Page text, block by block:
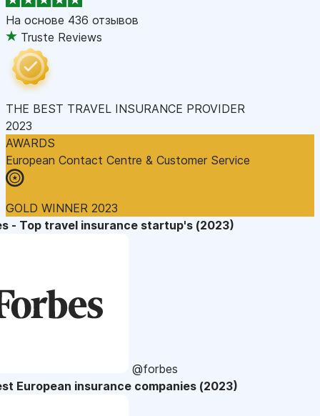
На основе 436 отзывов
Truste Reviews
THE BEST TRAVEL INSURANCE PROVIDER
2023
AWARDS
European Contact Centre & Customer Service
GOLD WINNER 2023
- Top travel insurance startup's (2023)
@forbes
European insurance companies (2023)